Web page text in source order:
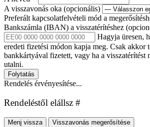
A visszavonás oka (opcionális)
Preferált kapcsolatfelvételi mód a
Bankszámla (IBAN) a visszatérítéshez
Hagyja üresen,
eredeti fizetési módon kapja meg. Csak akkor
bankkártyával fizetett, vagy ha a visszatérítést
utalni.
Folytatás
Rendelés érvényesítése...
Rendeléstől elállsz #
Menj vissza Visszavonás megerősítése